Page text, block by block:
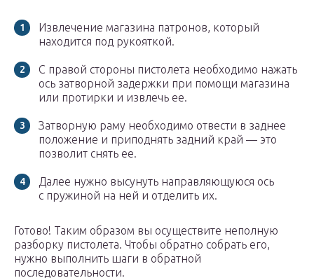
Извлечение магазина патронов, который
находится под рукояткой.
С правой стороны пистолета необходимо нажать
ось затворной задержки при помощи магазина
или протирки и извлечь ее.
Затворную раму необходимо отвести в заднее
положение и приподнять задний край — это
позволит снять ее.
Далее нужно высунуть направляющуюся ось
с пружиной на ней и отделить их.
Готово! Таким образом вы осуществите неполную
разборку пистолета. Чтобы обратно собрать его,
нужно выполнить шаги в обратной
последовательности.